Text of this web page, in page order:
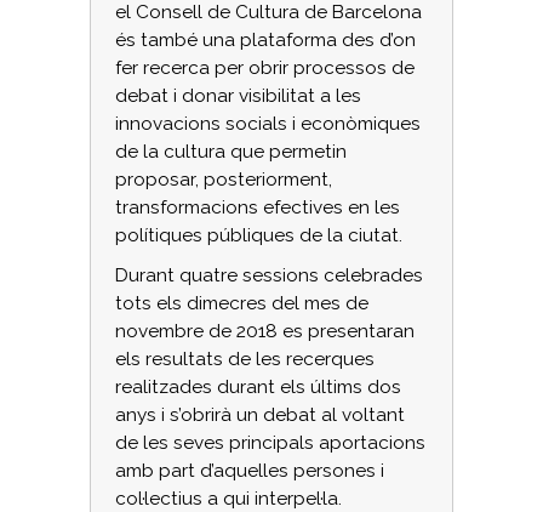
el Consell de Cultura de Barcelona
és també una plataforma des d’on
fer recerca per obrir processos de
debat i donar visibilitat a les
innovacions socials i econòmiques
de la cultura que permetin
proposar, posteriorment,
transformacions efectives en les
polítiques públiques de la ciutat.
Durant quatre sessions celebrades
tots els dimecres del mes de
novembre de 2018 es presentaran
els resultats de les recerques
realitzades durant els últims dos
anys i s’obrirà un debat al voltant
de les seves principals aportacions
amb part d’aquelles persones i
col·lectius a qui interpel·la.